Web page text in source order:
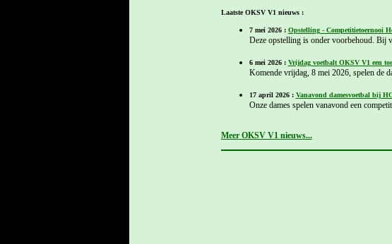
Laatste OKSV V1 nieuws :
7 mei 2026 : Opstelling - Competitietoernooi
Deze opstelling is onder voorbehoud. Bij
6 mei 2026 : Vrijdag voetbalt OKSV V1 een
Komende vrijdag, 8 mei 2026, spelen de
17 april 2026 : Vanavond damesvoetbal bij
Onze dames spelen vanavond een
Meer OKSV V1 nieuws...